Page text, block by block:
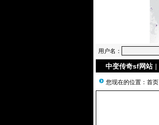
用户名：
中变传奇sf网站 |
您现在的位置： 首页